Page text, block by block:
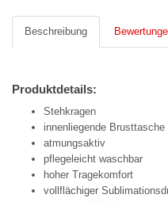
Beschreibung
Produktdetails:
Stehkragen
innenliegende
atmungsaktiv
pflegeleicht waschbar
hoher Tragekomfort
vollflächiger